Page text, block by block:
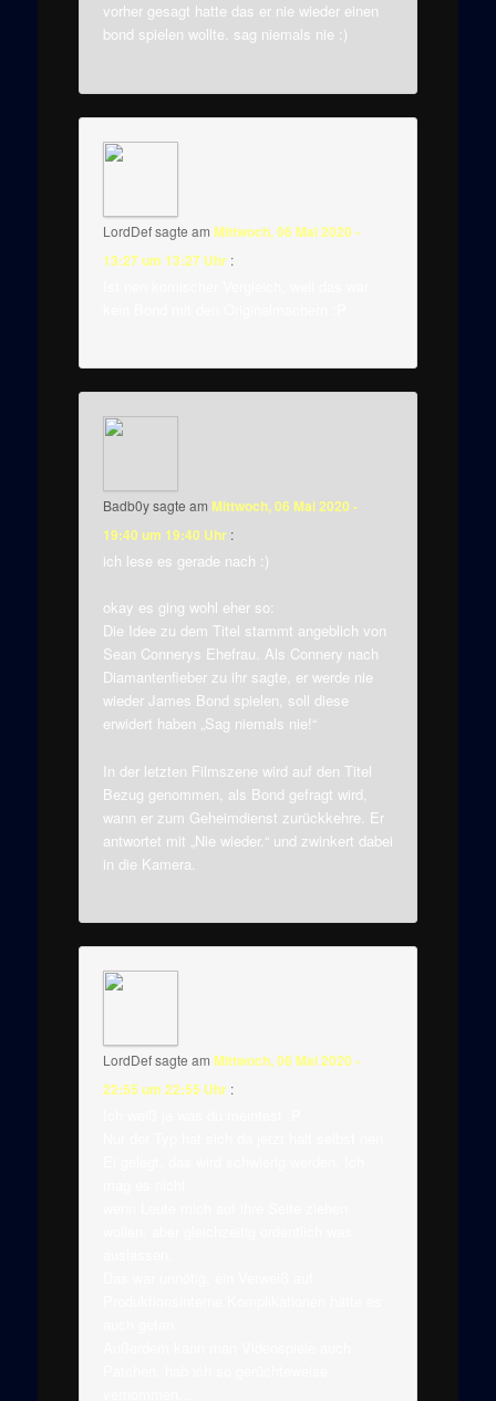
vorher gesagt hatte das er nie wieder einen
bond spielen wollte. sag niemals nie :)
LordDefsagte am Mittwoch, 06 Mai 2020 -
13:27 um 13:27 Uhr :
Badb0ysagte am Mittwoch, 06 Mai 2020 -
19:40 um 19:40 Uhr :
ich lese es gerade nach :)
okay es ging wohl eher so:
Die Idee zu dem Titel stammt angeblich von
Sean Connerys Ehefrau. Als Connery nach
Diamantenfieber zu ihr sagte, er werde nie
wieder James Bond spielen, soll diese
erwidert haben „Sag niemals nie!“
In der letzten Filmszene wird auf den Titel
Bezug genommen, als Bond gefragt wird,
wann er zum Geheimdienst zurückkehre. Er
antwortet mit „Nie wieder.“ und zwinkert dabei
in die Kamera.
LordDefsagte am Mittwoch, 06 Mai 2020 -
22:55 um 22:55 Uhr :